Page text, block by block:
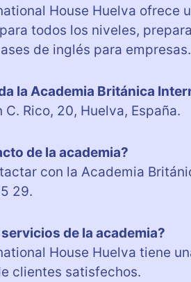
House Huelva ofrece
todos los niveles,
de inglés para empresas.
la Academia Británica
Rico, 20, Huelva, España.
de la academia?
con la Academia
29.
de la academia?
House Huelva tiene
clientes satisfechos.